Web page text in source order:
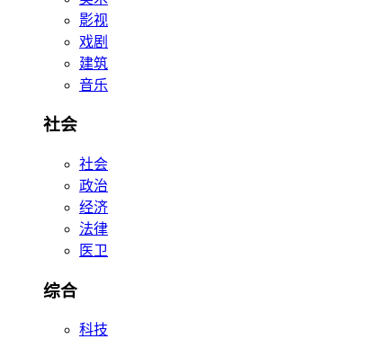
影视
戏剧
建筑
音乐
社会
社会
政治
经济
法律
医卫
综合
科技